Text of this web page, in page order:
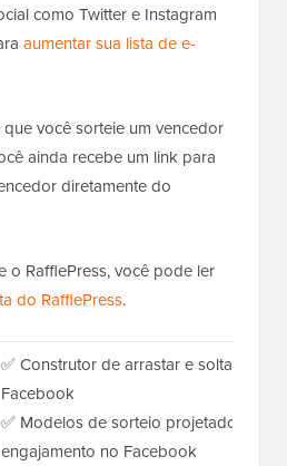
como Twitter e Instagram
aumentar sua lista de e-
você sorteie um vencedor
ainda recebe um link para
diretamente do
o RafflePress, você pode ler
do RafflePress.
✅ Construtor de arrastar e soltar para
Facebook
✅ Modelos de sorteio projetados para
engajamento no Facebook